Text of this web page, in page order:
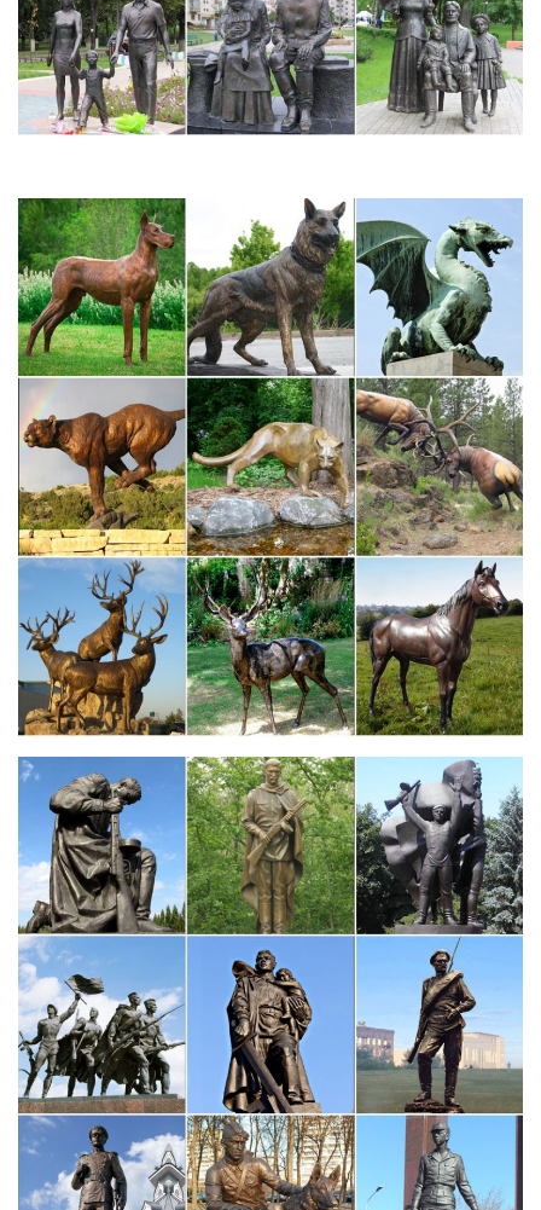
Собаки | Статуэтки и фигурки собак | Каталог
Символ наступающего года – собака. Поэтому, даря статуэтки,
картины, шкатулки с другие безделушки.Согласно учению
фен-шуй статуэтка собака символизирует благополучие,
Символ 2018 года фарфоровые статуэтки Собаки, щенки
Отправка в любую точку РФ. Символ 2018 года фарфоровые
статуэтки Собаки, щенки.Добейтесь своих целей – купите
символ наступающего года, собаку и да будем с Вами удача!
Символы: животные фэн-шуй. Обсуждение на LiveInternet…
Рисование (15). Рукоделие (339). БОХО СТИЛЬ (4).Покупайте
статуэтку из материала и цветом соответствующим стихии
сектора.Чаша богатства. Традиционно считается в фэн-шуй
символом благосостояния и величия.
Статуэтки Собак. Символ 2018. Сувениры с собаками –
купить…
В нашем интернет-магазине можно купить самые
разнообразные сувениры с собачками – статуэтки собак,
копилки в виде собак, чашечки, чайные наборы, подставки под
чашки с изображением собак.Статуэтка Pavone "Собака" CMS-
59/ 5, символ года.
Купить фарфоровые фигурки собак оптом в интернет
Интернет-магазин «Стиль-Ампир» предлагает большой выбор
сувениров с символом Нового года – игрушек и фигурок собак,
которые можно купить оптом и в розницу по
выгоднымСтатуэтки собак, которые станут хорошим
украшением интерьера гостиной или кабинета.
Традиционная японская керамическая фигурка-колокольчик…
Корма для кошек и собак. Наполнители.Традиционная
японская керамическая фигурка-колокольчик "Собачка" –
символ 2018 года.
Фигурки и статуэтки собак, как символ верности и домашней…
Вы можете купить статуэтку понравившейся вам собаки прямо
сейчас на нашем сайте.Во всем мире собака является живым
символом верности и преданности.Тут, пожалуй, крепкий засов
будет куда надежнее. Зато фигурку пса можно поставить в
кабинете или офисе в…